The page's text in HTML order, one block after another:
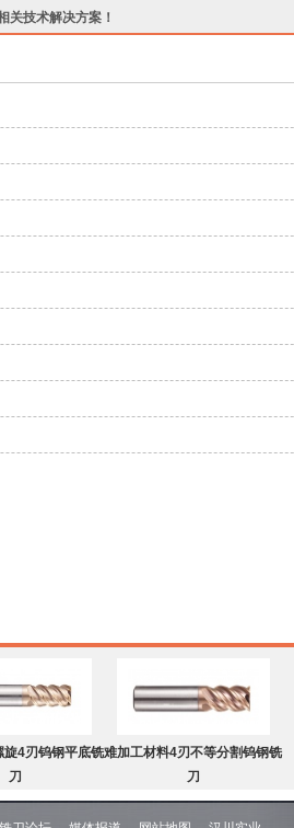
关技术解决方案！
旋4刃钨钢平底铣
刀
难加工材料4刃不等分割钨钢铣
刀